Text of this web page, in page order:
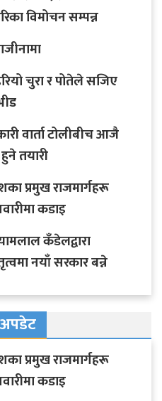
विमोचन सम्पन्न
चुरा र पोतेले सजिए
वार्ता टोलीबीच आजै
तयारी
प्रमुख राजमार्गहरू
कडाइ
कँडेलद्वारा
नयाँ सरकार बन्ने
प्रमुख राजमार्गहरू
कडाइ